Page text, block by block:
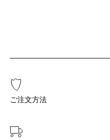
ご注文方法